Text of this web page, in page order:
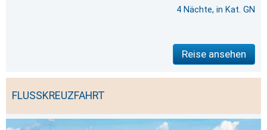
4 Nächte, in Kat. GN
Reise ansehen
FLUSSKREUZFAHRT